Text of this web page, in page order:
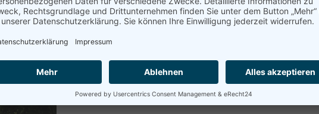
nur einen gepflegten Platz vor, auch die Gastronomie hat sich einen
bei Ihrer Radtour oder auch für eine kleine Feier im
Von der g’schmackigen Brotzeit über heimische Schmankerl bis hin